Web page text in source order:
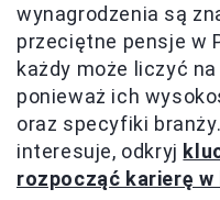
wynagrodzenia są
przeciętne pensje w
każdy może liczyć
ponieważ ich
oraz specyfiki
interesuje, odkryj
rozpocząć karierę